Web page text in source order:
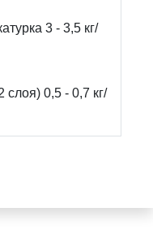
3 - 3,5 кг/
слоя) 0,5 - 0,7 кг/